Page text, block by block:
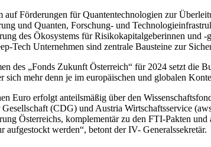
auf Förderungen für Quantentechnologien zur
und Quanten, Forschung- und
des Ökosystems für Risikokapitalgeberinnen und
Tech Unternehmen sind zentrale Bausteine zur
des „Fonds Zukunft Österreich“ für 2024 setzt
sich mehr denn je im europäischen und globalen
Euro erfolgt anteilsmäßig über den
(CDG) und Austria Wirtschaftsservice
Österreichs, komplementär zu den FTI-Pakten
werden“, betont der IV- Generalssekretär.